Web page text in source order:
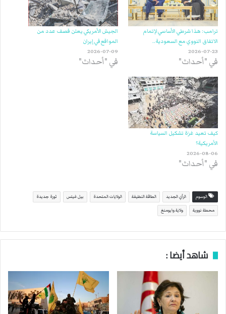
ترامب: هذا شرطي الأساسي لإتمام
الاتفاق النووي مع السعودية..
2026-07-23
في "أحداث"
الجيش الأمريكي يعلن قصف عدد من
المواقع في إيران
2026-07-09
في "أحداث"
كيف تعيد غزة تشكيل السياسة
الأمريكية؟
2026-08-06
في "أحداث"
الوسوم الرأي الجديد الطاقة النظيفة الولايات المتحدة بيل غيتس ثورة جديدة
محطة نووية ولاية وايومنغ
شاهد أيضا :